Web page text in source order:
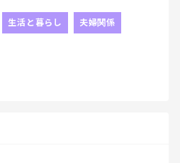
せて2階へ。
生活と暮らし 夫婦関係